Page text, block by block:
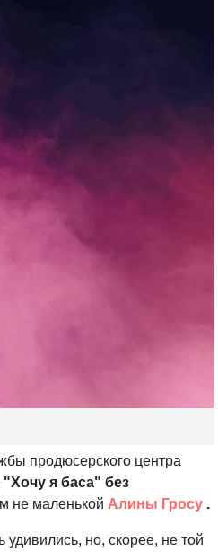
продюсерского центра
я баса" без
не маленькой Алины Гросу .
но, скорее, не той